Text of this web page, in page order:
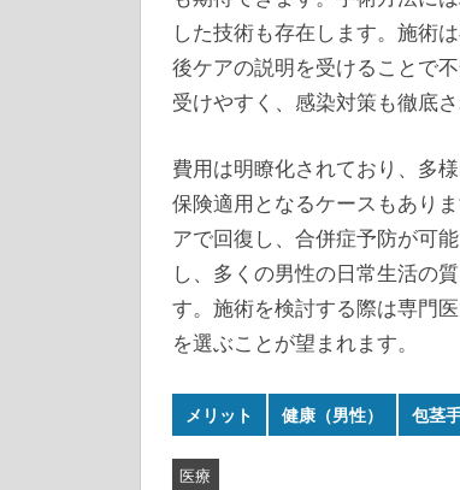
した技術も存在します。施術
後ケアの説明を受けることで
受けやすく、感染対策も徹底さ
費用は明瞭化されており、多
保険適用となるケースもあり
アで回復し、合併症予防が可
し、多くの男性の日常生活の
す。施術を検討する際は専門
を選ぶことが望まれます。
メリット 健康（男性） 包茎
医療